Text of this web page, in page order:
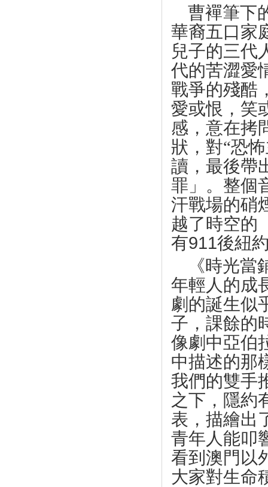
曹襌筆下
華裔五口家
兒子的三代
代的苦澀愛
戰爭的殘酷
愛或恨，笑
感，意在拷
狀，對“恐
讀，最後帶
罪」。整個
汗戰場的硝
越了時空的
有911後紐
《時光
年輕人的成
劇的誕生似
子，課餘的
像劇中亞伯
中描述的那
我們的雙手
之下，隱約
表，描繪出
青年人能叩
看到澳門以
大家對生命